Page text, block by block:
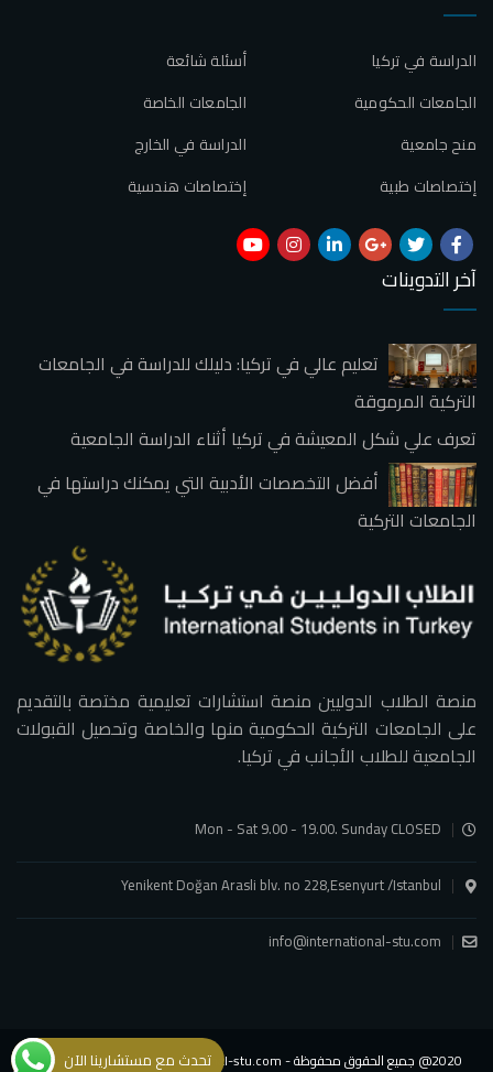
أسئلة شائعة
الدراسة في تركيا
الجامعات الخاصة
الجامعات الحكومية
الدراسة في الخارج
منح جامعية
إختصاصات هندسية
إختصاصات طبية
آخر التدوينات
تعليم عالي في تركيا: دليلك للدراسة في الجامعات
التركية المرموقة
تعرف علي شكل المعيشة في تركيا أثناء الدراسة الجامعية
أفضل التخصصات الأدبية التي يمكنك دراستها في
الجامعات التركية
منصة الطلاب الدوليين منصة استشارات تعليمية مختصة بالتقديم
على الجامعات التركية الحكومية منها والخاصة وتحصيل القبولات
الجامعية للطلاب الأجانب في تركيا.
Mon - Sat 9.00 - 19.00. Sunday CLOSED
Yenikent Doğan Arasli blv. no 228,Esenyurt /Istanbul
info@international-stu.com
2020@ جميع الحقوق محفوظة - international-stu.com - شركة الطلاب الدوليين تحدث مع مستشارينا الآن